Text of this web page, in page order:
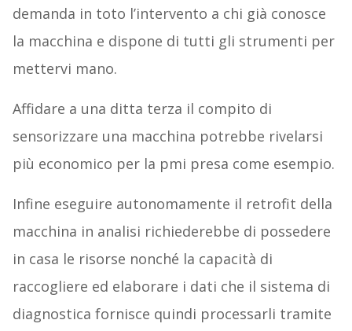
demanda in toto l’intervento a chi già conosce
la macchina e dispone di tutti gli strumenti per
mettervi mano.
Affidare a una ditta terza il compito di
sensorizzare una macchina potrebbe rivelarsi
più economico per la pmi presa come esempio.
Infine eseguire autonomamente il retrofit della
macchina in analisi richiederebbe di possedere
in casa le risorse nonché la capacità di
raccogliere ed elaborare i dati che il sistema di
diagnostica fornisce quindi processarli tramite